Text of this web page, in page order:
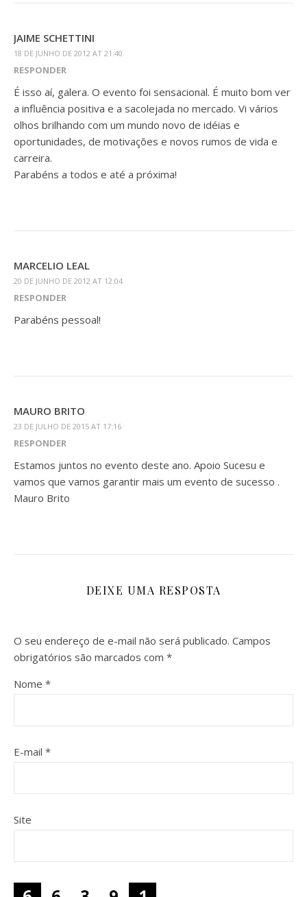
JAIME SCHETTINI
18 DE JUNHO DE 2012 AT 21:40
RESPONDER
É isso aí, galera. O evento foi sensacional. É muito bom ver
a influência positiva e a sacolejada no mercado. Vi vários
olhos brilhando com um mundo novo de idéias e
oportunidades, de motivações e novos rumos de vida e
carreira.
Parabéns a todos e até a próxima!
MARCELIO LEAL
20 DE JUNHO DE 2012 AT 12:04
RESPONDER
Parabéns pessoal!
MAURO BRITO
23 DE JULHO DE 2015 AT 17:16
RESPONDER
Estamos juntos no evento deste ano. Apoio Sucesu e
vamos que vamos garantir mais um evento de sucesso .
Mauro Brito
DEIXE UMA RESPOSTA
O seu endereço de e-mail não será publicado. Campos
obrigatórios são marcados com *
Nome *
E-mail *
Site